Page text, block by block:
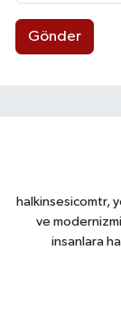
Gönder
halkinsesicomtr,
ve
insanlara